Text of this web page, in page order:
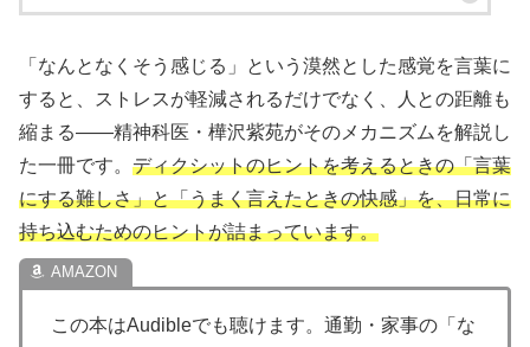
「なんとなくそう感じる」という漠然とした感覚を言葉に
すると、ストレスが軽減されるだけでなく、人との距離も
縮まる——精神科医・樺沢紫苑がそのメカニズムを解説し
た一冊です。 ディクシットのヒントを考えるときの「言葉
にする難しさ」と「うまく言えたときの快感」を、日常に
持ち込むためのヒントが詰まっています。
この本はAudibleでも聴けます。通勤・家事の「な